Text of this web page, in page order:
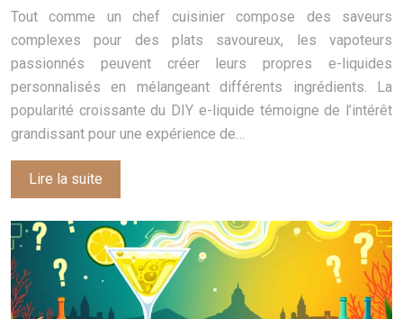
Tout comme un chef cuisinier compose des saveurs
complexes pour des plats savoureux, les vapoteurs
passionnés peuvent créer leurs propres e-liquides
personnalisés en mélangeant différents ingrédients. La
popularité croissante du DIY e-liquide témoigne de l’intérêt
grandissant pour une expérience de…
Lire la suite